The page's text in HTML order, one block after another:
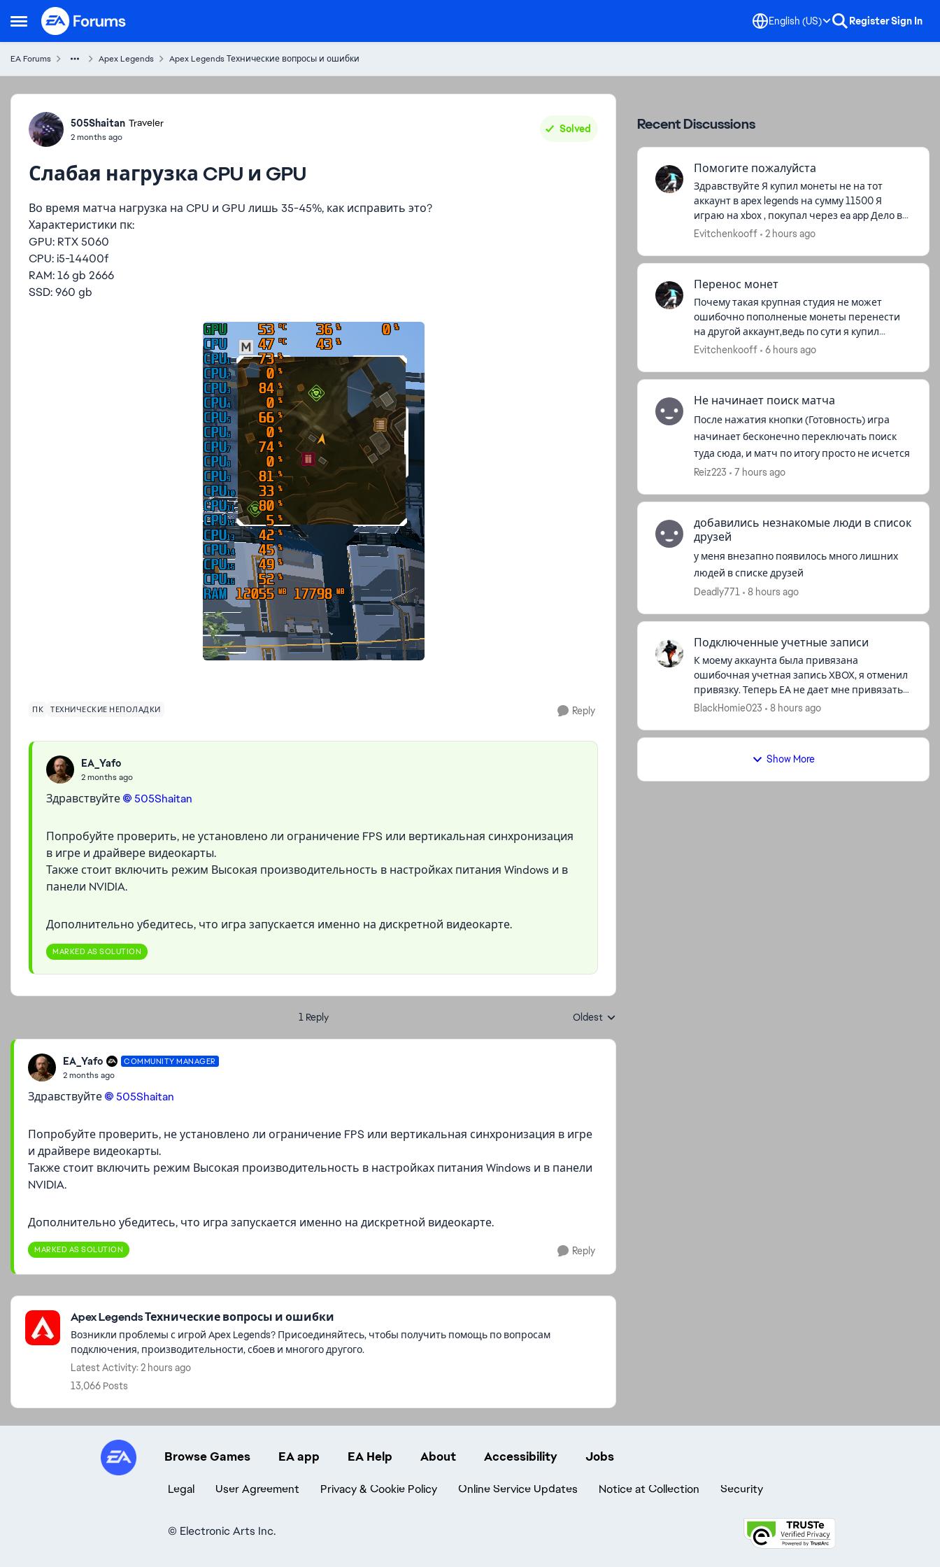
Open Side Menu
Skip to content English (US) RegisterSign In
EA Forums Apex Legends Apex Legends Технические вопросы и ошибки
Forum Discussion
505Shaitan Traveler
2 months ago
Solved
Слабая нагрузка CPU и GPU
Во время матча нагрузка на CPU и GPU лишь 35-45%, как исправить это?
Характеристики пк:
GPU: RTX 5060
CPU: i5-14400f
RAM: 16 gb 2666
SSD: 960 gb
ПК ТЕХНИЧЕСКИЕ НЕПОЛАДКИ Reply
EA_Yafo
2 months ago
Здравствуйте 505Shaitan​
Попробуйте проверить, не установлено ли ограничение FPS или вертикальная синхронизация
в игре и драйвере видеокарты.
Также стоит включить режим Высокая производительность в настройках питания Windows и в
панели NVIDIA.
Дополнительно убедитесь, что игра запускается именно на дискретной видеокарте.
MARKED AS SOLUTION
1 Reply Replies sorted by
Oldest
EA_Yafo COMMUNITY MANAGER
2 months ago
Здравствуйте 505Shaitan​
Попробуйте проверить, не установлено ли ограничение FPS или вертикальная синхронизация в игре
и драйвере видеокарты.
Также стоит включить режим Высокая производительность в настройках питания Windows и в панели
NVIDIA.
Дополнительно убедитесь, что игра запускается именно на дискретной видеокарте.
MARKED AS SOLUTION Reply
Featured Places
Apex Legends Технические вопросы и ошибки
Возникли проблемы с игрой Apex Legends? Присоединяйтесь, чтобы получить помощь по вопросам
подключения, производительности, сбоев и многого другого.
Latest Activity: 2 hours ago
13,066 Posts
Recent Discussions
Помогите пожалуйста
Здравствуйте Я купил монеты не на тот
аккаунт в apex legends на сумму 11500 Я
играю на xbox , покупал через ea app Дело в
том что как оказалось что я авторизовался
Evitchenkooff 2 hours ago
Перенос монет
Почему такая крупная студия не может
ошибочно пополненые монеты перенести
на другой аккаунт,ведь по сути я купил
воздух и какая разница где и на какам
теперь ...
Evitchenkooff 6 hours ago
Не начинает поиск матча
После нажатия кнопки (Готовность) игра
начинает бесконечно переключать поиск
туда сюда, и матч по итогу просто не исчется
Reiz223
7 hours ago
добавились незнакомые люди в список
друзей
у меня внезапно появилось много лишних
людей в списке друзей
Deadly771
8 hours ago
Подключенные учетные записи
К моему аккаунта была привязана
ошибочная учетная запись XBOX, я отменил
привязку. Теперь ЕА не дает мне привязать
мой рабочий аккаунт XBOX (почта [edit: email
BlackHomie023 8 hours ago
Show More
Browse Games EA app EA Help About Accessibility Jobs
Legal User Agreement Privacy & Cookie Policy Online Service Updates Notice at Collection Security
© Electronic Arts Inc.